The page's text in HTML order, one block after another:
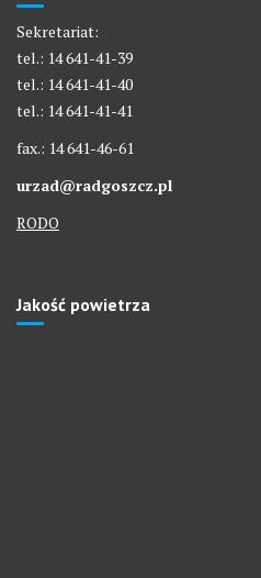
Sekretariat:
tel.: 14 641-41-39
tel.: 14 641-41-40
tel.: 14 641-41-41
fax.: 14 641-46-61
urzad@radgoszcz.pl
RODO
Jakość powietrza